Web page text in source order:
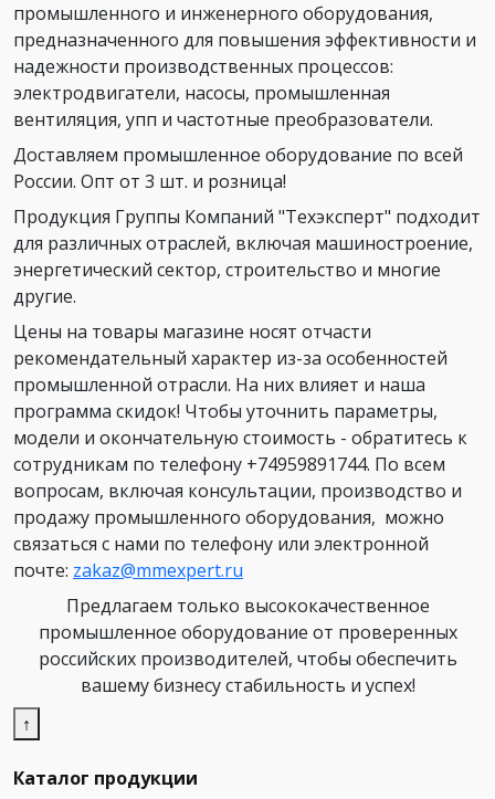
промышленного и инженерного оборудования,
предназначенного для повышения эффективности и
надежности производственных процессов:
электродвигатели, насосы, промышленная
вентиляция, упп и частотные преобразователи.
Доставляем промышленное оборудование по всей
России. Опт от 3 шт. и розница!
Продукция Группы Компаний "Техэксперт" подходит
для различных отраслей, включая машиностроение,
энергетический сектор, строительство и многие
другие.
Цены на товары магазине носят отчасти
рекомендательный характер из-за особенностей
промышленной отрасли. На них влияет и наша
программа скидок! Чтобы уточнить параметры,
модели и окончательную стоимость - обратитесь к
сотрудникам по телефону +74959891744. По всем
вопросам, включая консультации, производство и
продажу промышленного оборудования, можно
связаться с нами по телефону или электронной
почте: zakaz@mmexpert.ru
Предлагаем только высококачественное
промышленное оборудование от проверенных
российских производителей, чтобы обеспечить
вашему бизнесу стабильность и успех!
↑
Каталог продукции